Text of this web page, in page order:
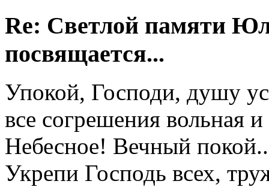
Re: Светлой памяти
посвящается...
Упокой, Господи, душу
все согрешения вольная
Небесное! Вечный
Укрепи Господь всех,